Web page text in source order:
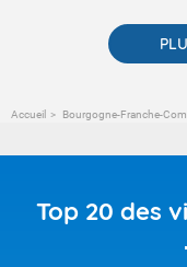
Accueil Bourgogne-Franche-
Top 20 des